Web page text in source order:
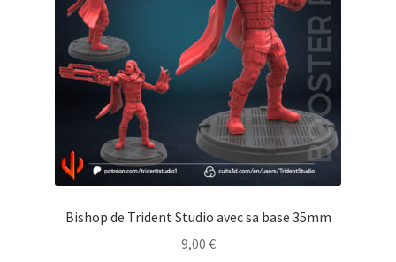
Bishop de Trident Studio avec sa base 35mm
9,00 €